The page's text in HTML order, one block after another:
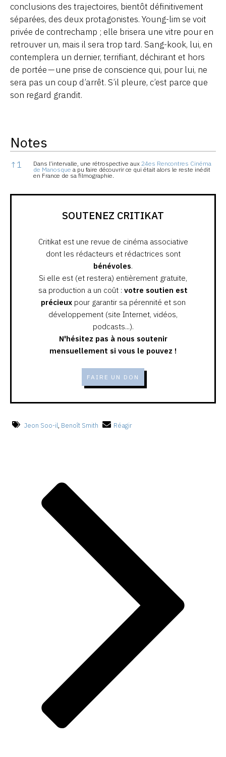
conclusions des trajectoires, bientôt définitivement
séparées, des deux protagonistes. Young-lim se voit
privée de contrechamp ; elle brisera une vitre pour en
retrouver un, mais il sera trop tard. Sang-kook, lui, en
contemplera un dernier, terrifiant, déchirant et hors
de portée — une prise de conscience qui, pour lui, ne
sera pas un coup d’arrêt. S’il pleure, c’est parce que
son regard grandit.
Notes
Notes
↑ 1 Dans l’intervalle, une rétrospective aux 24es Rencontres Cinéma
de Manosque a pu faire découvrir ce qui était alors le reste inédit
en France de sa filmographie.
SOUTENEZ CRITIKAT
Critikat est une revue de cinéma associative
dont les rédacteurs et rédactrices sont
bénévoles.
Si elle est (et restera) entièrement gratuite,
sa production a un coût : votre soutien est
précieuxpour garantir sa pérennité et son
développement (site Internet, vidéos,
podcasts...).
N'hésitez pas à nous soutenir
mensuellement si vous le pouvez !
FAIRE UN DON
Jeon Soo-il, Benoît Smith Réagir